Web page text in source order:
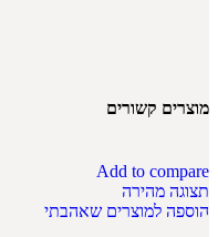
מוצרים קשורים
Add to compare
תצוגה מהירה
הוספה למוצרים שאהבתי